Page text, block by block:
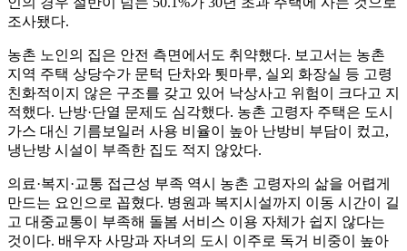
조사됐다.
농촌 노인의 집은 안전 측면에서도 취약했다. 보고서는 농촌
지역 주택 상당수가 문턱 단차와 툇마루, 실외 화장실 등 고령
친화적이지 않은 구조를 갖고 있어 낙상사고 위험이 크다고 지
적했다. 난방·단열 문제도 심각했다. 농촌 고령자 주택은 도시
가스 대신 기름보일러 사용 비율이 높아 난방비 부담이 컸고,
냉난방 시설이 부족한 집도 적지 않았다.
의료·복지·교통 접근성 부족 역시 농촌 고령자의 삶을 어렵게
만드는 요인으로 꼽혔다. 병원과 복지시설까지 이동 시간이 길
고 대중교통이 부족해 돌봄 서비스 이용 자체가 쉽지 않다는
것이다. 배우자 사망과 자녀의 도시 이주로 독거 비중이 높아